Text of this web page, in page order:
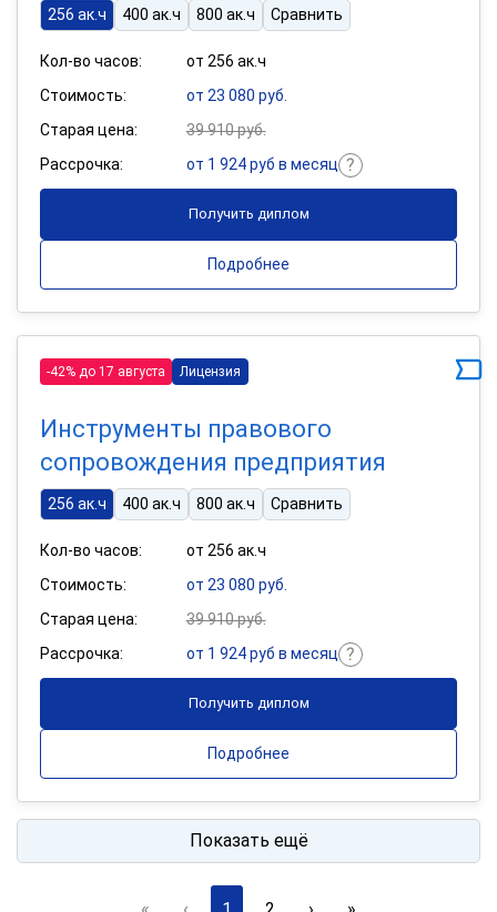
256 ак.ч 400 ак.ч 800 ак.ч Сравнить
Кол-во часов:
от 256 ак.ч
Стоимость:
от 23 080 руб.
Старая цена:
39 910 руб.
Рассрочка:
от 1 924 руб в месяц
Получить диплом
Подробнее
-42% до 17 августа Лицензия
Инструменты правового
сопровождения предприятия
256 ак.ч 400 ак.ч 800 ак.ч Сравнить
Кол-во часов:
от 256 ак.ч
Стоимость:
от 23 080 руб.
Старая цена:
39 910 руб.
Рассрочка:
от 1 924 руб в месяц
Получить диплом
Подробнее
Показать ещё